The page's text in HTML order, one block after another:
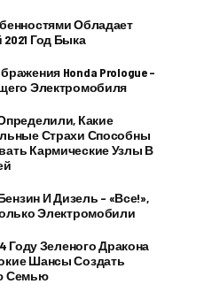
Обладает
Год Быка
Honda Prologue –
Электромобиля
Какие
Страхи Способны
Кармические Узлы В
И Дизель – «все!»,
Электромобили
Году Зеленого Дракона
Шансы Создать
Семью